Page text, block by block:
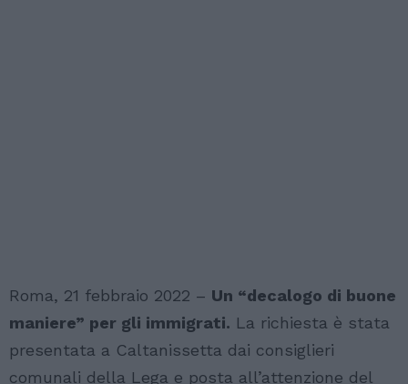
Roma, 21 febbraio 2022 – Un “decalogo di buone
maniere” per gli immigrati. La richiesta è stata
presentata a Caltanissetta dai consiglieri
comunali della Lega e posta all’attenzione del